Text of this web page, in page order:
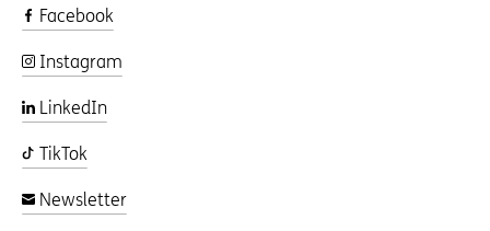
Facebook
Instagram
LinkedIn
TikTok
Newsletter